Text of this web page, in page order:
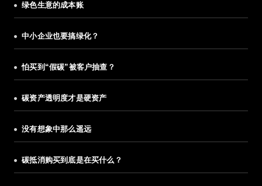
绿色生意的成本账
中小企业也要搞绿化？
怕买到“假碳”被客户抽查？
碳资产透明度才是硬资产
没有想象中那么遥远
碳抵消购买到底是在买什么？